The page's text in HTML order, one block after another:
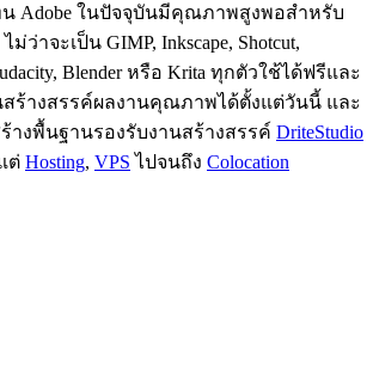
Adobe ในปัจจุบันมีคุณภาพสูงพอสำหรับ
ว่าจะเป็น GIMP, Inkscape, Shotcut,
Blender หรือ Krita ทุกตัวใช้ได้ฟรีและ
ร้างสรรค์ผลงานคุณภาพได้ตั้งแต่วันนี้ และ
างพื้นฐานรองรับงานสร้างสรรค์ DriteStudio
ต่ Hosting, VPS ไปจนถึง Colocation